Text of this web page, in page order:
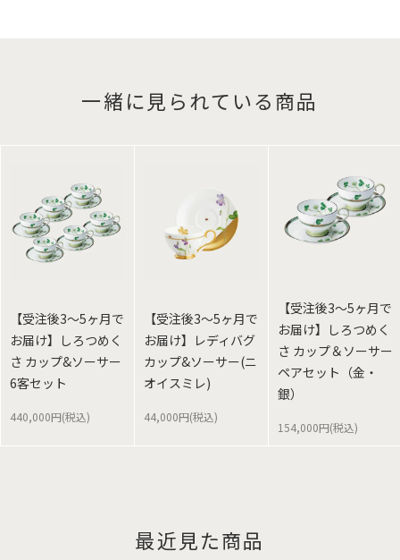
一緒に見られている商品
【受注後3～5ヶ月で
お届け】しろつめく
さ カップ&ソーサー
6客セット
440,000円(税込)
【受注後3～5ヶ月で
お届け】レディバグ
カップ&ソーサー(ニ
オイスミレ)
44,000円(税込)
【受注後3～5ヶ月で
お届け】しろつめく
さ カップ＆ソーサー
ペアセット（金・
銀）
154,000円(税込)
最近見た商品